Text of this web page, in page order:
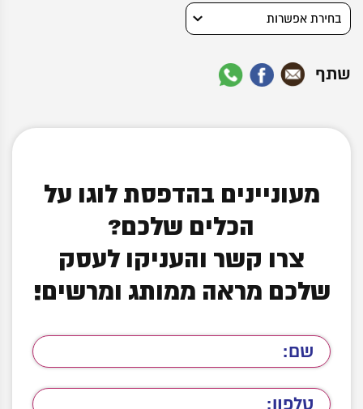
שתף
מעוניינים בהדפסת לוגו על
הכלים שלכם?
צרו קשר והעניקו לעסק
שלכם מראה ממותג ומרשים!